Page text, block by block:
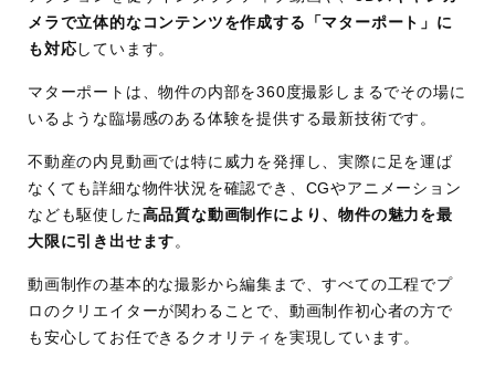
Web制作まで一貫対応で動画活用をトータル
サポート
撮影のみ・編集のみの部分的な依頼にも対応
モデル使用期限なしで長期活用が可能
早くて5営業日の短納期対応
メラで立体的なコンテンツを作成する「マターポート」に
も対応 しています。
マターポートは、物件の内部を360度撮影しまるでその場に
いるような臨場感のある体験を提供する最新技術です。
不動産の内見動画では特に威力を発揮し、実際に足を運ば
なくても詳細な物件状況を確認でき、CGやアニメーション
なども駆使した高品質な動画制作により、物件の魅力を最
大限に引き出せます 。
動画制作の基本的な撮影から編集まで、すべての工程でプ
ロのクリエイターが関わることで、動画制作初心者の方で
も安心してお任できるクオリティを実現しています。